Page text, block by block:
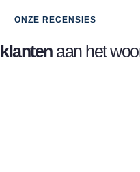
ONZE RECENSIES
klantenaan het